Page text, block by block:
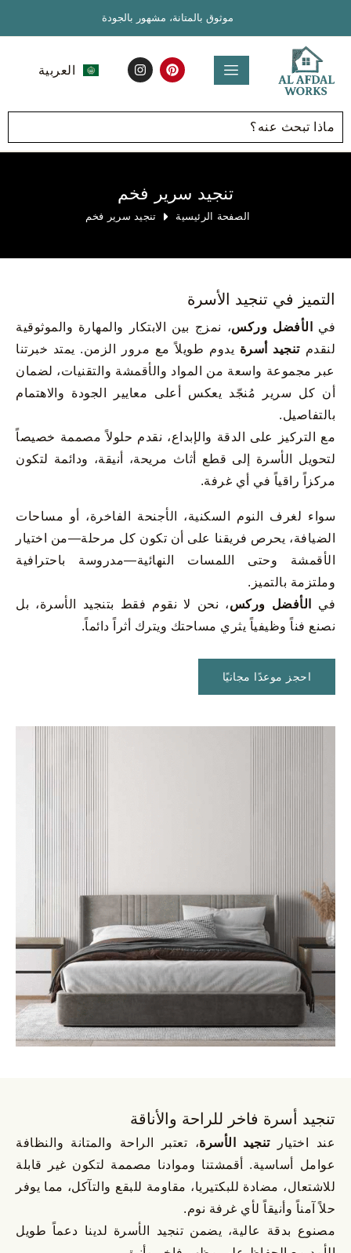
موثوق بالمتانة، مشهور بالجودة
العربية
English
تنجيد سرير فخم
الصفحة الرئيسية تنجيد سرير فخم
التميز في تنجيد الأسرة
في الأفضل وركس، نمزج بين الابتكار والمهارة والموثوقية
لنقدمتنجيد أسرة يدوم طويلاً مع مرور الزمن. يمتد خبرتنا
عبر مجموعة واسعة من المواد والأقمشة والتقنيات، لضمان
أن كل سرير مُنجّد يعكس أعلى معايير الجودة والاهتمام
بالتفاصيل.
مع التركيز على الدقة والإبداع، نقدم حلولاً مصممة خصيصاً
لتحويل الأسرة إلى قطع أثاث مريحة، أنيقة، ودائمة لتكون
مركزاً راقياً في أي غرفة.
سواء لغرف النوم السكنية، الأجنحة الفاخرة، أو مساحات
الضيافة، يحرص فريقنا على أن تكون كل مرحلة—من اختيار
الأقمشة وحتى اللمسات النهائية—مدروسة باحترافية
وملتزمة بالتميز.
في
الأفضل وركس، نحن لا نقوم فقط بتنجيد الأسرة، بل
نصنع فناً وظيفياً يثري مساحتك ويترك أثراً دائماً.
احجز موعدًا مجانيًا
تنجيد أسرة فاخر للراحة والأناقة
عند اختيارتنجيد الأسرة، تعتبر الراحة والمتانة والنظافة
عوامل أساسية. أقمشتنا وموادنا مصممة لتكون غير قابلة
للاشتعال، مضادة للبكتيريا، مقاومة للبقع والتآكل، مما يوفر
حلاً آمناً وأنيقاً لأي غرفة نوم.
مصنوع بدقة عالية، يضمن تنجيد الأسرة لدينا دعماً طويل